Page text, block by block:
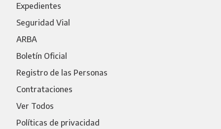
Expedientes
Seguridad Vial
ARBA
Boletín Oficial
Registro de las Personas
Contrataciones
Ver Todos
Políticas de privacidad